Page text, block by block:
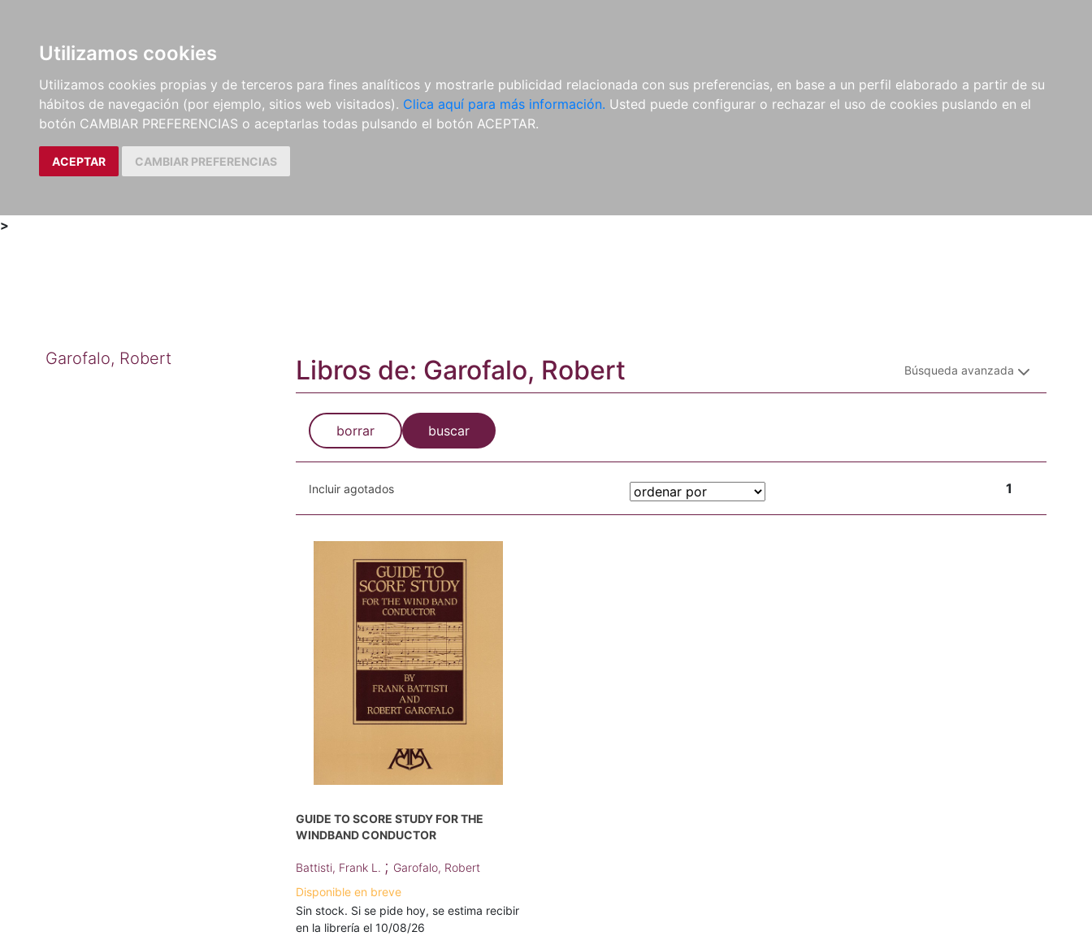
Utilizamos cookies
Utilizamos cookies propias y de terceros para fines analíticos y mostrarle publicidad relacionada con sus preferencias, en base a un perfil elaborado a partir de su
hábitos de navegación (por ejemplo, sitios web visitados). Clica aquí para más información. Usted puede configurar o rechazar el uso de cookies puslando en el
botón CAMBIAR PREFERENCIAS o aceptarlas todas pulsando el botón ACEPTAR.
ACEPTAR CAMBIAR PREFERENCIAS
LIBROS
MÉTODOS Y
EJERCICIOS
PARTITURAS Y EDICIONES
CRÍTICAS
REVISTAS
CDS Y
DVDS
MATERIAL
COMPLEMENTARIO
NOVEDADES NOTICIAS
COMPRAS
INSTITUCIONALES
>
Garofalo, Robert Libros de: Garofalo, Robert Búsqueda avanzada
borrar buscar
Incluir agotados 1
GUIDE TO SCORE STUDY FOR THE
WINDBAND CONDUCTOR
Battisti, Frank L. ; Garofalo, Robert
Disponible en breve
Sin stock. Si se pide hoy, se estima recibir
en la librería el 10/08/26